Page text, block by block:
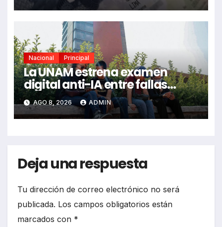
Nacional Principal
La UNAM estrena examen
digital anti-IA entre fallas
técnicas y angustia estudiantil
AGO 8, 2026 ADMIN
Deja una respuesta
Tu dirección de correo electrónico no será
publicada. Los campos obligatorios están
marcados con *